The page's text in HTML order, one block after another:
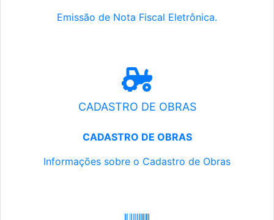
Emissão de Nota Fiscal Eletrônica.
CADASTRO DE OBRAS
CADASTRO DE OBRAS
Informações sobre o Cadastro de Obras